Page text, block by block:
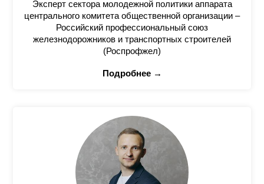
Эксперт сектора молодежной политики аппарата
центрального комитета общественной организации –
Российский профессиональный союз
железнодорожников и транспортных строителей
(Роспрофжел)
Подробнее →